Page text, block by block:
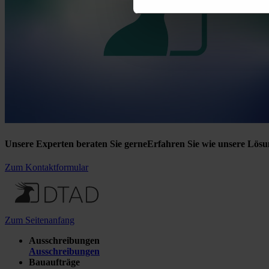
Unsere Experten beraten Sie gerneErfahren Sie wie unsere
Zum Kontaktformular
Zum Seitenanfang
Ausschreibungen
Ausschreibungen
Bauaufträge